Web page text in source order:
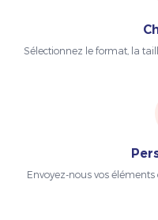
Sélectionnez le format, la
Envoyez-nous vos